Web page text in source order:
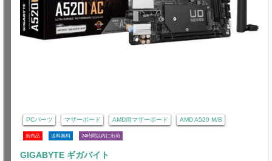
PCパーツ マザーボード AMD用マザーボード AMD A520 M/B
新商品 送料無料 24時間以内に出荷
GIGABYTE ギガバイト